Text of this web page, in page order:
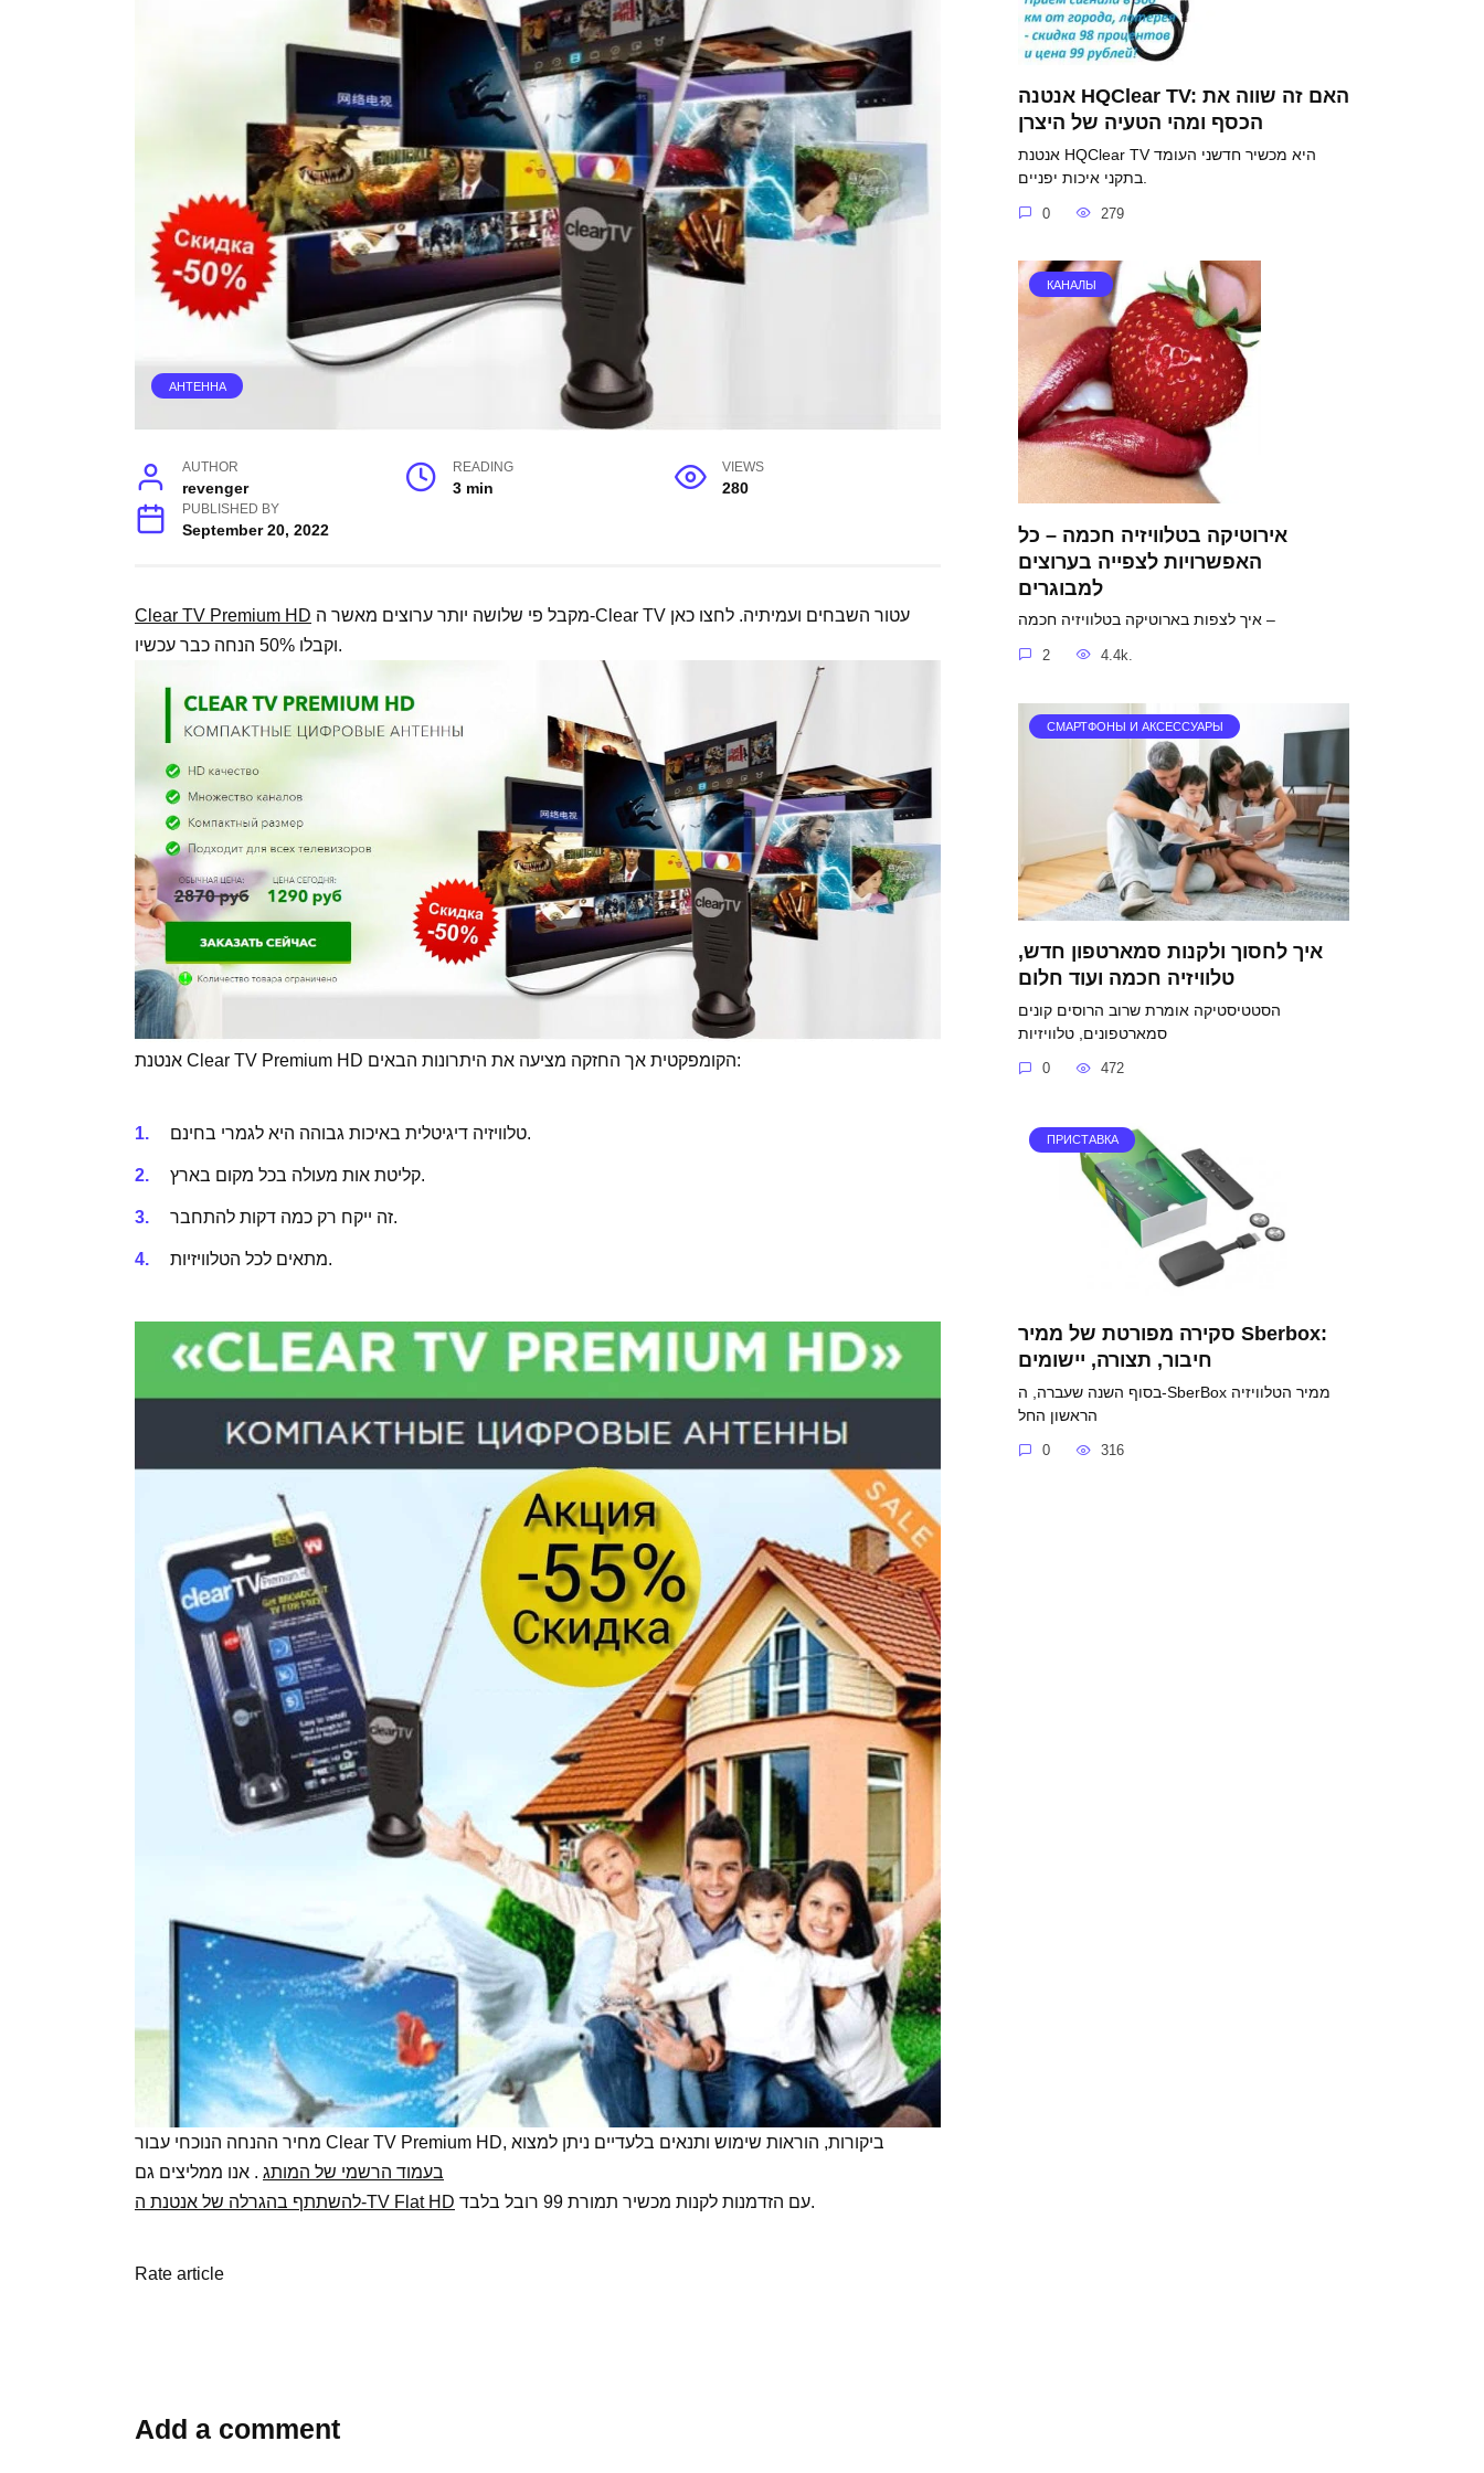
АНТЕННА
AUTHOR
revenger
READING
3 min
VIEWS
280
PUBLISHED BY
September 20, 2022
Clear TV Premium HD
וקבלו 50% הנחה כבר עכשיו.
אנטנת Clear TV Premium HD הקומפקטית אך החזקה מציעה את היתרונות הבאים:
טלוויזיה דיגיטלית באיכות גבוהה היא לגמרי בחינם.
קליטת אות מעולה בכל מקום בארץ.
זה ייקח רק כמה דקות להתחבר.
מתאים לכל הטלוויזיות.
מחיר ההנחה הנוכחי עבור Clear TV Premium HD, ביקורות, הוראות שימוש ותנאים בלעדיים ניתן למצוא
בעמוד הרשמי של המותג . אנו ממליצים גם
להשתתף בהגרלה של אנטנת ה-TV Flat HD
עם הזדמנות לקנות מכשיר תמורת 99 רובל בלבד.
Rate article
Add a comment
אנטנה HQClear TV: האם זה שווה את
הכסף ומהי הטעיה של היצרן
אנטנת HQClear TV היא מכשיר חדשני העומד
0 279
КАНАЛЫ
אירוטיקה בטלוויזיה חכמה – כל
האפשרויות לצפייה בערוצים
למבוגרים
איך לצפות בארוטיקה בטלוויזיה חכמה –
2 4.4k.
СМАРТФОНЫ И АКСЕССУАРЫ
איך לחסוך ולקנות סמארטפון חדש,
טלוויזיה חכמה ועוד חלום
הסטטיסטיקה אומרת שרוב הרוסים קונים
סמארטפונים, טלוויזיות
0 472
ПРИСТАВКА
סקירה מפורטת של ממיר Sberbox:
חיבור, תצורה, יישומים
בסוף השנה שעברה, ה-SberBox ממיר הטלוויזיה
הראשון החל
0 316